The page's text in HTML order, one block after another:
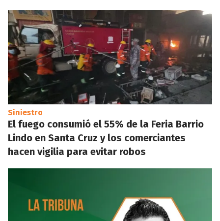
Siniestro
El fuego consumió el 55% de la Feria Barrio
Lindo en Santa Cruz y los comerciantes
hacen vigilia para evitar robos